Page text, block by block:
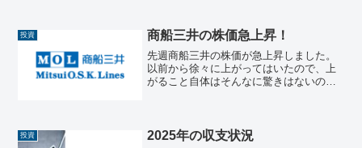
が正しいか正しくないかは見方や観点に
よって違うので、あえてこの...
投資 商船三井の株価急上昇！
先週商船三井の株価が急上昇しました。
以前から徐々に上がってはいたので、上
がること自体はそんなに驚きはないので
の理由のよ...
投資 2025年の収支状況